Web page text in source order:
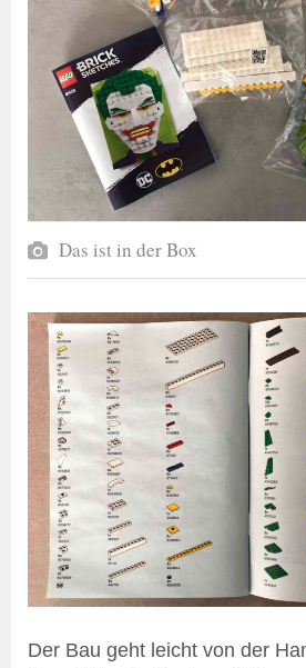
Das ist in der Box
Der Bau geht leicht von der